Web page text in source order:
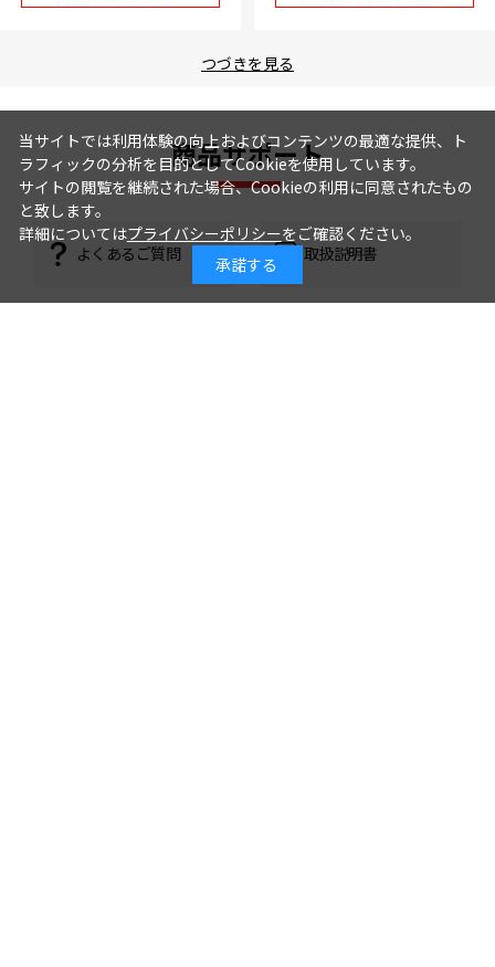
つづきを見る
商品サポート
よくあるご質問 取扱説明書
当サイトでは利用体験の向上およびコンテンツの最適な提供、ト
ラフィックの分析を目的としてCookieを使用しています。
サイトの閲覧を継続された場合、Cookieの利用に同意されたもの
と致します。
詳細についてはプライバシーポリシーをご確認ください。
承諾する